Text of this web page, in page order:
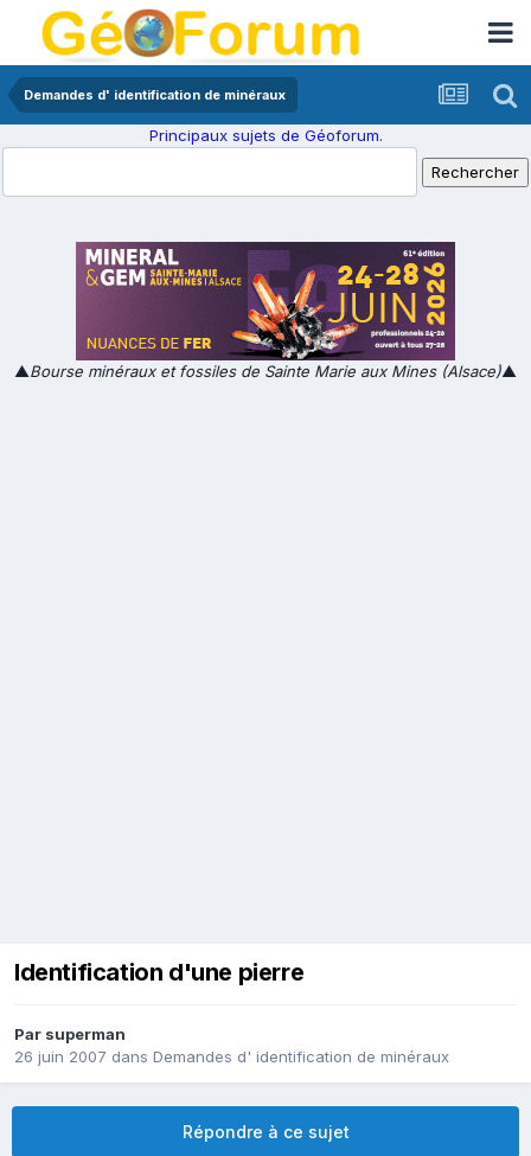
Demandes d' identification de minéraux
Principaux sujets de Géoforum.
▲Bourse minéraux et fossiles de Sainte Marie aux Mines (Alsace)▲
Identification d'une pierre
Par superman
26 juin 2007 dans Demandes d' identification de minéraux
Répondre à ce sujet